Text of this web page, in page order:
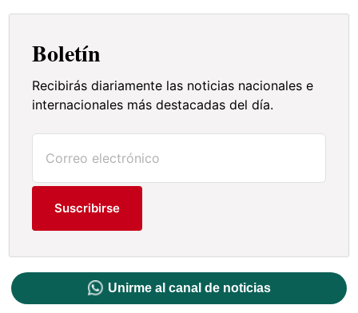
Boletín
Recibirás diariamente las noticias nacionales e
internacionales más destacadas del día.
Suscribirse
Unirme al canal de noticias